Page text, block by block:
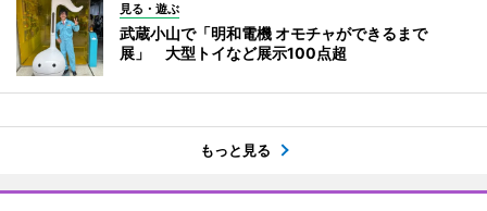
見る・遊ぶ
武蔵小山で「明和電機 オモチャができるまで
展」 大型トイなど展示100点超
もっと見る